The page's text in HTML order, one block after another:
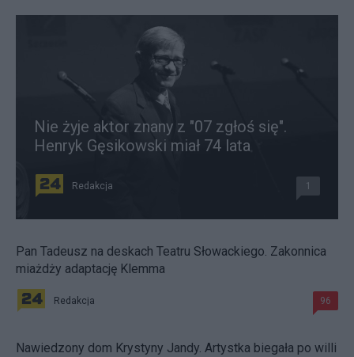
Nie żyje aktor znany z "07 zgłoś się".
Henryk Gęsikowski miał 74 lata
Redakcja 1
Pan Tadeusz na deskach Teatru Słowackiego. Zakonnica
miażdży adaptację Klemma
Redakcja 96
Nawiedzony dom Krystyny Jandy. Artystka biegała po willi